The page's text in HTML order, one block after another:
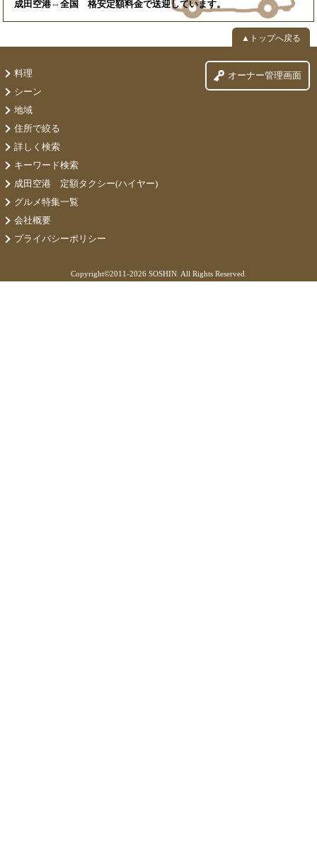
成田空港⇔全国 格安定額料金で送迎しています。
▲トップへ戻る
料理
シーン
地域
住所で絞る
詳しく検索
キーワード検索
成田空港 定額タクシー(ハイヤー)
グルメ特集一覧
会社概要
プライバシーポリシー
オーナー管理画面
Copyright©2011-2026 SOSHIN. All Rights Reserved.